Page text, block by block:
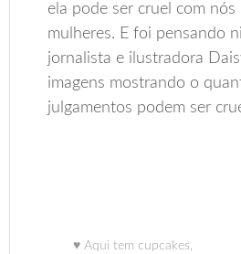
ela pode ser cruel com nós
mulheres. E foi pensando
jornalista e ilustradora
imagens mostrando o
julgamentos podem ser
♥ Aqui tem cupcakes,